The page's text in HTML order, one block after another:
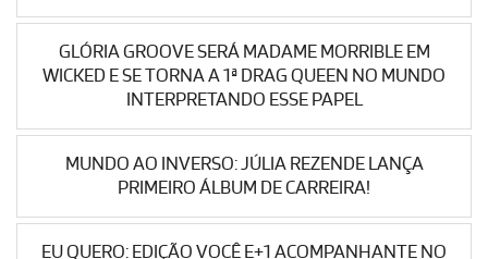
GLÓRIA GROOVE SERÁ MADAME MORRIBLE EM
WICKED E SE TORNA A 1ª DRAG QUEEN NO MUNDO
INTERPRETANDO ESSE PAPEL
MUNDO AO INVERSO: JÚLIA REZENDE LANÇA
PRIMEIRO ÁLBUM DE CARREIRA!
EU QUERO: EDIÇÃO VOCÊ E+1 ACOMPANHANTE NO